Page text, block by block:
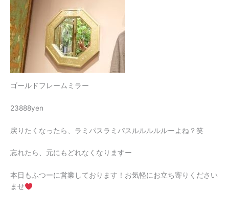
ゴールドフレームミラー
23888yen
戻りたくなったら、ラミパスラミパスルルルルルーよね？笑
忘れたら、元にもどれなくなりますー
本日もふつーに営業しております！お気軽にお立ち寄りください
ませ